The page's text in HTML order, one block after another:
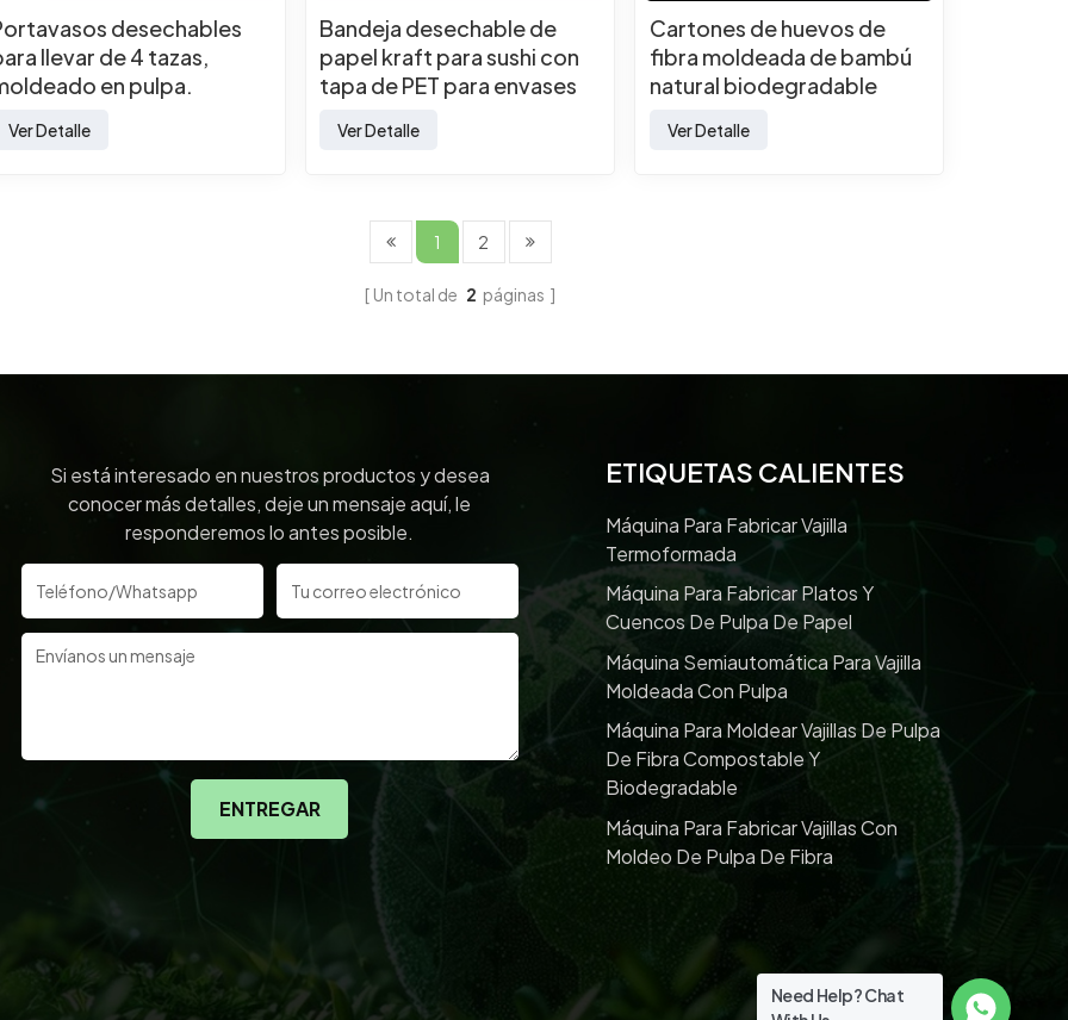
desechables
llevar de 4 tazas,
en pulpa.
Ver Detalle
Bandeja desechable de
papel kraft para sushi con
tapa de PET para envases
Ver Detalle
Cartones de huevos de
fibra moldeada de bambú
natural biodegradable
Ver Detalle
1 2
Un total de 2 páginas
Si está interesado en nuestros productos y desea
conocer más detalles, deje un mensaje aquí, le
responderemos lo antes posible.
ENTREGAR
ETIQUETAS CALIENTES
Máquina Para Fabricar Vajilla
Termoformada
Máquina Para Fabricar Platos Y
Cuencos De Pulpa De Papel
Máquina Semiautomática Para Vajilla
Moldeada Con Pulpa
Máquina Para Moldear Vajillas De Pulpa
De Fibra Compostable Y
Biodegradable
Máquina Para Fabricar Vajillas Con
Moldeo De Pulpa De Fibra
Need Help? Chat